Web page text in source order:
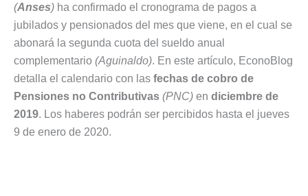
(Anses) ha confirmado el cronograma de pagos a
jubilados y pensionados del mes que viene, en el cual se
abonará la segunda cuota del sueldo anual
complementario (Aguinaldo). En este artículo, EconoBlog
detalla el calendario con las fechas de cobro de
Pensiones no Contributivas (PNC) en diciembre de
2019. Los haberes podrán ser percibidos hasta el jueves
9 de enero de 2020.